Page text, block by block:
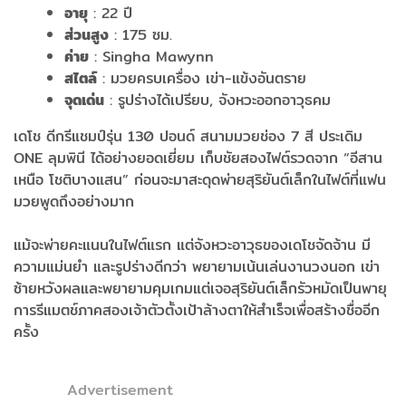
อายุ : 22 ปี
ส่วนสูง : 175 ซม.
ค่าย : Singha Mawynn
สไตล์: มวยครบเครื่อง เข่า-แข้งอันตราย
จุดเด่น : รูปร่างได้เปรียบ, จังหวะออกอาวุธคม
เดโช ดีกรีแชมป์รุ่น 130 ปอนด์ สนามมวยช่อง 7 สี ประเดิม
ONE ลุมพินี ได้อย่างยอดเยี่ยม เก็บชัยสองไฟต์รวดจาก “อีสาน
เหนือ โชติบางแสน” ก่อนจะมาสะดุดพ่ายสุริยันต์เล็กในไฟต์ที่แฟน
มวยพูดถึงอย่างมาก
แม้จะพ่ายคะแนนในไฟต์แรก แต่จังหวะอาวุธของเดโชจัดจ้าน มี
ความแม่นยำ และรูปร่างดีกว่า พยายามเน้นเล่นงานวงนอก เข่า
ซ้ายหวังผลและพยายามคุมเกมแต่เจอสุริยันต์เล็กรัวหมัดเป็นพายุ
การรีแมตช์ภาคสองเจ้าตัวตั้งเป้าล้างตาให้สำเร็จเพื่อสร้างชื่ออีก
ครั้ง
Advertisement